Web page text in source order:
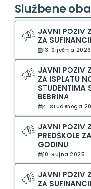
Službene
JAVNI POZIV
ZA
13. Siječnja
JAVNI POZIV
ZA ISPLATU
STUDENTIMA
BEBRINA
4. Studenoga
JAVNI POZIV
PREDŠKOLE
GODINU
10. Rujna 2025.
JAVNI POZIV
ZA